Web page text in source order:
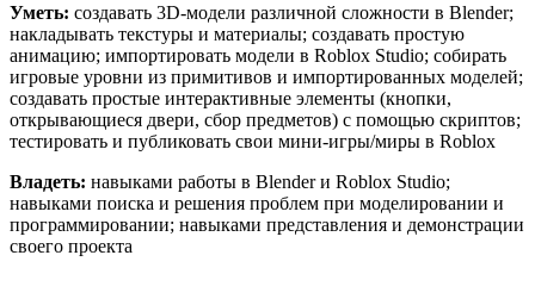
Уметь: создавать 3D-модели различной сложности в Blender;
накладывать текстуры и материалы; создавать простую
анимацию; импортировать модели в Roblox Studio; собирать
игровые уровни из примитивов и импортированных моделей;
создавать простые интерактивные элементы (кнопки,
открывающиеся двери, сбор предметов) с помощью скриптов;
тестировать и публиковать свои мини-игры/миры в Roblox
Владеть: навыками работы в Blender и Roblox Studio;
навыками поиска и решения проблем при моделировании и
программировании; навыками представления и демонстрации
своего проекта